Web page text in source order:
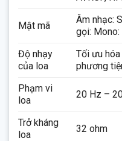
Mật mã
Âm nhạc:
gọi: Mono:
Độ nhạy
của loa
Tối ưu
phương
Phạm vi
loa
20 Hz –
Trở kháng
loa
32 ohm